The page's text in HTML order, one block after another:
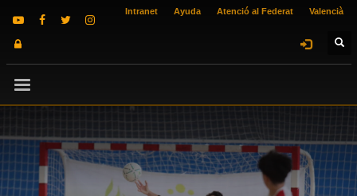
Intranet Ayuda Atenció al Federat Valencià